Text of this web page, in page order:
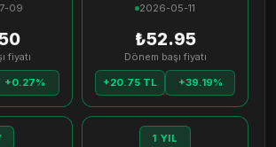
09
fiyatı
+0.27%
2026-05-11
₺52.95
Dönem başı fiyatı
+20.75 TL +39.19%
1 YIL